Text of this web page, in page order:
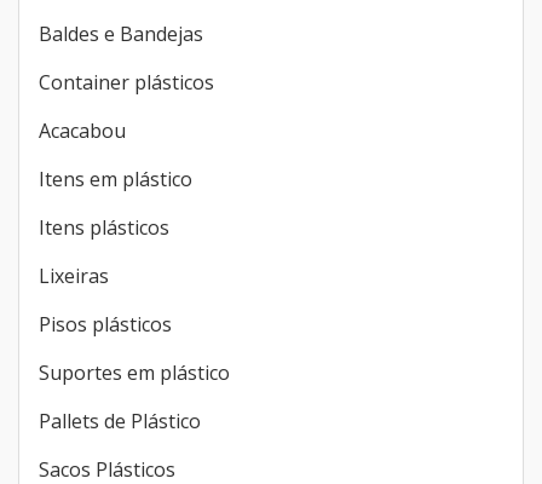
Baldes e Bandejas
Container plásticos
Acacabou
Itens em plástico
Itens plásticos
Lixeiras
Pisos plásticos
Suportes em plástico
Pallets de Plástico
Sacos Plásticos